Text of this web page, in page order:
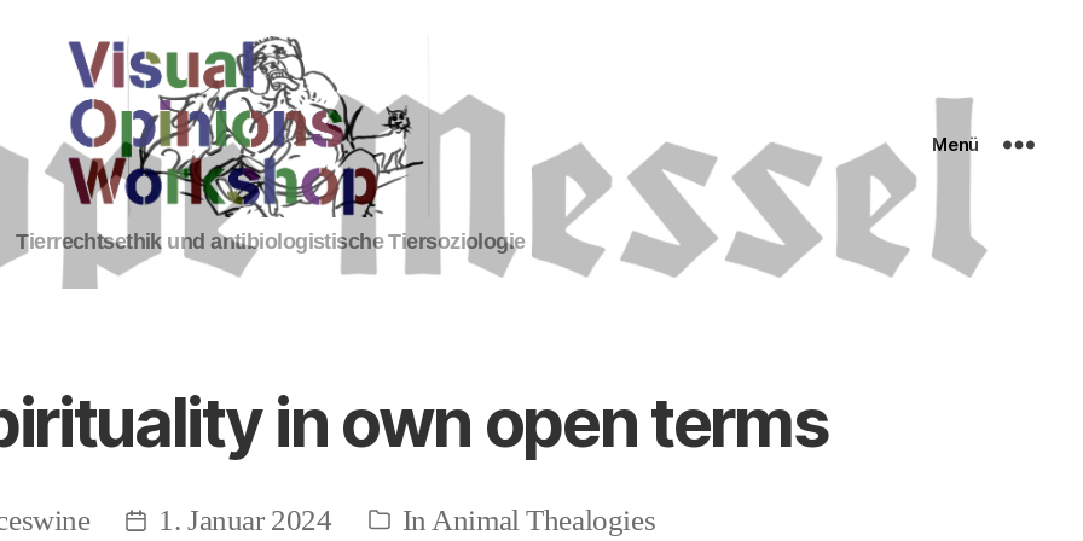
Tierrechte
Tierrechtsethik und antibiologistische Tiersoziologie
Menü
in own open terms
Beitragsdatum
1. Januar 2024 Kategorien
In Animal Thealogies